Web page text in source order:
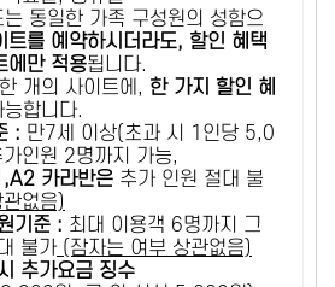
동일한 가족 구성원의 성함으
트를 예약하시더라도, 할인 혜택
에만 적용됩니다.
개의 사이트에, 한 가지 할인 혜
능합니다.
: 만7세 이상(초과 시 1인당 5,0
인원 2명까지 가능,
라반은 추가 인원 절대 불
없음)
기준 : ​최대 이용객 6명까지 그
불가 (잠자는 여부 상관없음)
추가요금 징수